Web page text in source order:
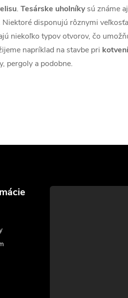
. Tesárske uholníkysú známe
Niektoré disponujú rôznymi
niekoľko typov otvorov, čo
napríklad na stavbe pri kotvení
pergoly a podobne.